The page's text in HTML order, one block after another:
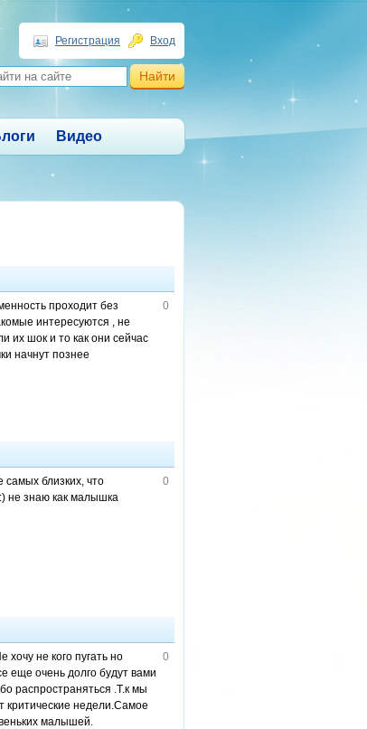
Регистрация Вход
Видео
0
проходит без
интересуются , не
их шок и то как они сейчас
начнут познее
0
самых близких, что
не знаю как малышка
0
не кого пугать но
еще очень долго будут вами
распространяться .Т.к мы
критические недели.Самое
малышей.